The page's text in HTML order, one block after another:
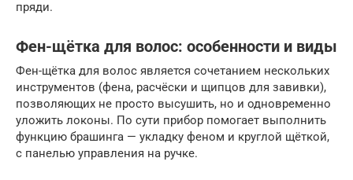
пряди.
Фен-щётка для волос: особенности и виды
Фен-щётка для волос является сочетанием нескольких
инструментов (фена, расчёски и щипцов для завивки),
позволяющих не просто высушить, но и одновременно
уложить локоны. По сути прибор помогает выполнить
функцию брашинга — укладку феном и круглой щёткой,
с панелью управления на ручке.